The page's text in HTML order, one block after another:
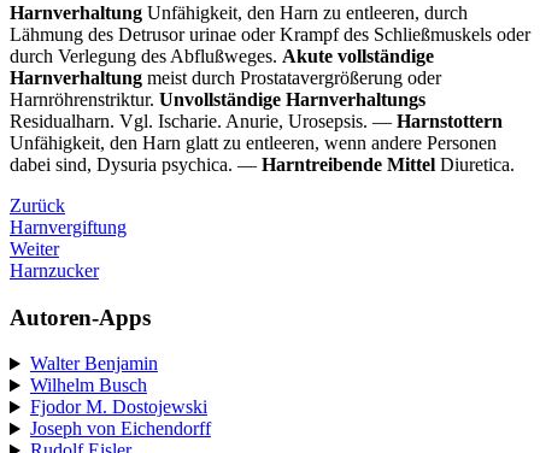
Harnverhaltung Unfähigkeit, den Harn zu entleeren, durch
Lähmung des Detrusor urinae oder Krampf des Schließmuskels oder
durch Verlegung des Abflußweges. Akute vollständige
Harnverhaltung meist durch Prostatavergrößerung oder
Harnröhrenstriktur. Unvollständige Harnverhaltungs
Residualharn. Vgl. Ischarie. Anurie, Urosepsis. — Harnstottern
Unfähigkeit, den Harn glatt zu entleeren, wenn andere Personen
dabei sind, Dysuria psychica. — Harntreibende Mittel Diuretica.
Zurück
Harnvergiftung
Weiter
Harnzucker
Autoren-Apps
Walter Benjamin
Wilhelm Busch
Fjodor M. Dostojewski
Joseph von Eichendorff